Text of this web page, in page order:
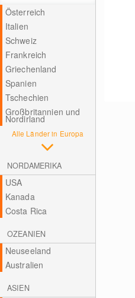
Österreich
Italien
Schweiz
Frankreich
Griechenland
Spanien
Tschechien
Großbritannien und
Nordirland
Alle Länder in Europa
NORDAMERIKA
USA
Kanada
Costa Rica
OZEANIEN
Neuseeland
Australien
ASIEN